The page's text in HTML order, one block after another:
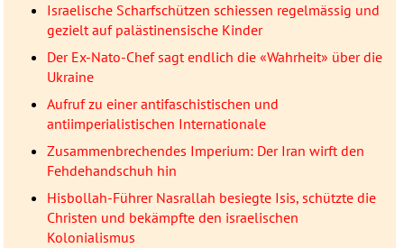
Israelische Scharfschützen schiessen regelmässig und
gezielt auf palästinensische Kinder
Der Ex-Nato-Chef sagt endlich die «Wahrheit» über die
Ukraine
Aufruf zu einer antifaschistischen und
antiimperialistischen Internationale
Zusammenbrechendes Imperium: Der Iran wirft den
Fehdehandschuh hin
Hisbollah-Führer Nasrallah besiegte Isis, schützte die
Christen und bekämpfte den israelischen
Kolonialismus